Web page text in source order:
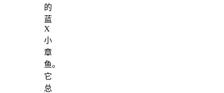
的
蓝
X
小
章
鱼。
它
总